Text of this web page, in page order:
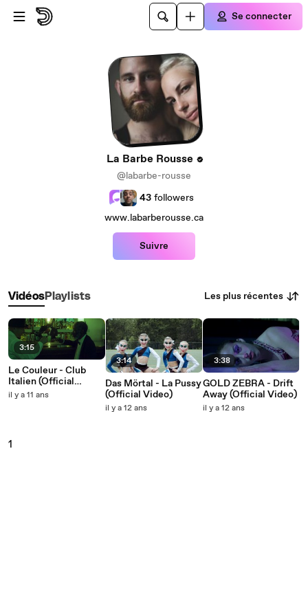
Passer au contenu principal
Se connecter
La Barbe Rousse
@labarbe-rousse
43 followers
www.labarberousse.ca
Suivre
VidéosPlaylists Les plus récentes
3:15
Le Couleur - Club
Italien (Official
Video)
il y a 11 ans
3:14
Das Mörtal - La Pussy
(Official Video)
il y a 12 ans
3:38
GOLD ZEBRA - Drift
Away (Official Video)
il y a 12 ans
1